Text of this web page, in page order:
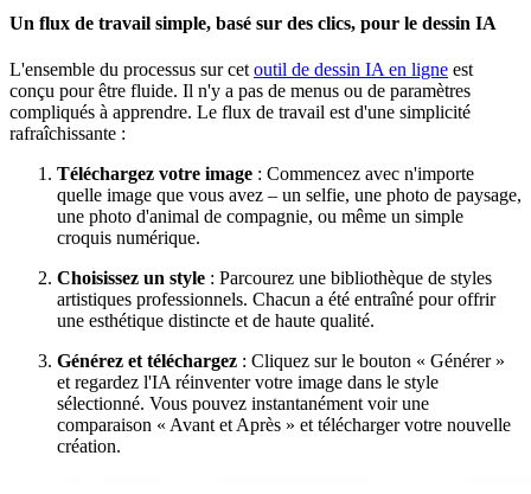
Un flux de travail simple, basé sur des clics, pour le dessin IA
L'ensemble du processus sur cet outil de dessin IA en ligne est
conçu pour être fluide. Il n'y a pas de menus ou de paramètres
compliqués à apprendre. Le flux de travail est d'une simplicité
rafraîchissante :
Téléchargez votre image : Commencez avec n'importe
quelle image que vous avez – un selfie, une photo de paysage,
une photo d'animal de compagnie, ou même un simple
croquis numérique.
Choisissez un style : Parcourez une bibliothèque de styles
artistiques professionnels. Chacun a été entraîné pour offrir
une esthétique distincte et de haute qualité.
Générez et téléchargez : Cliquez sur le bouton « Générer »
et regardez l'IA réinventer votre image dans le style
sélectionné. Vous pouvez instantanément voir une
comparaison « Avant et Après » et télécharger votre nouvelle
création.